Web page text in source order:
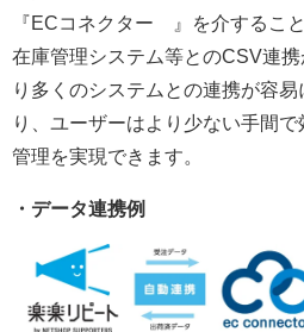
『ECコネクター®』を介するこ
在庫管理システム等とのCSV連
り多くのシステムとの連携が容
り、ユーザーはより少ない手間
管理を実現できます。
・データ連携例